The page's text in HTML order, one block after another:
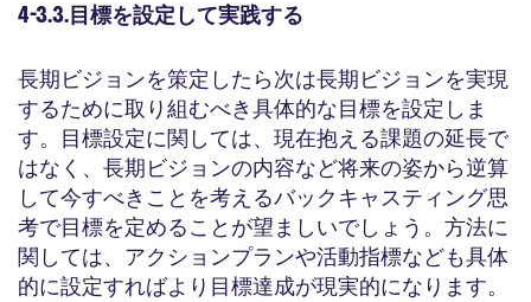
4-3.3.目標を設定して実践する
長期ビジョンを策定したら次は長期ビジョンを実現
するために取り組むべき具体的な目標を設定しま
す。目標設定に関しては、現在抱える課題の延長で
はなく、長期ビジョンの内容など将来の姿から逆算
して今すべきことを考えるバックキャスティング思
考で目標を定めることが望ましいでしょう。方法に
関しては、アクションプランや活動指標なども具体
的に設定すればより目標達成が現実的になります。